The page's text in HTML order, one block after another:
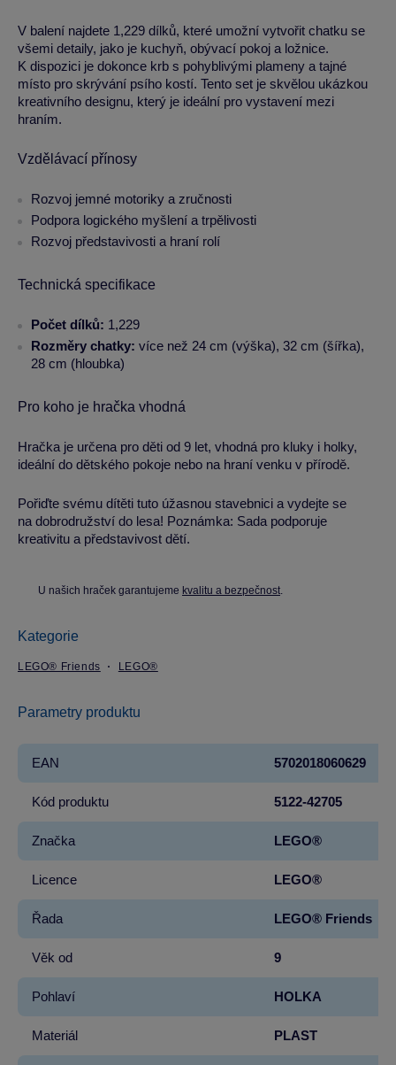
V balení najdete 1,229 dílků, které umožní vytvořit chatku se
všemi detaily, jako je kuchyň, obývací pokoj a ložnice.
K dispozici je dokonce krb s pohyblivými plameny a tajné
místo pro skrývání psího kostí. Tento set je skvělou ukázkou
kreativního designu, který je ideální pro vystavení mezi
hraním.
Vzdělávací přínosy
Rozvoj jemné motoriky a zručnosti
Podpora logického myšlení a trpělivosti
Rozvoj představivosti a hraní rolí
Technická specifikace
Počet dílků: 1,229
Rozměry chatky: více než 24 cm (výška), 32 cm (šířka),
28 cm (hloubka)
Pro koho je hračka vhodná
Hračka je určena pro děti od 9 let, vhodná pro kluky i holky,
ideální do dětského pokoje nebo na hraní venku v přírodě.
Pořiďte svému dítěti tuto úžasnou stavebnici a vydejte se
na dobrodružství do lesa! Poznámka: Sada podporuje
kreativitu a představivost dětí.
U našich hraček garantujeme kvalitu a bezpečnost
Kategorie
LEGO® Friends LEGO®
Parametry produktu
EAN 5702018060629
Kód produktu 5122-42705
Značka LEGO®
Licence LEGO®
Řada LEGO® Friends
Věk od 9
Pohlaví HOLKA
Materiál PLAST